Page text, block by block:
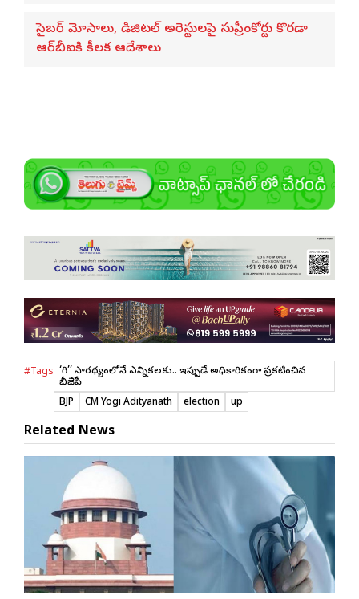
సైబర్ మోసాలు, డిజిటల్ అరెస్టులపై సుప్రీంకోర్టు కొరడా..
ఆర్‌బీఐకి కీలక ఆదేశాలు
#Tags ‘యోగి’’ సారథ్యంలోనే ఎన్నికలకు.. ఇప్పుడే అధికారికంగా ప్రకటించిన
బీజేపీ
BJP
CM Yogi Adityanath election up
Related News